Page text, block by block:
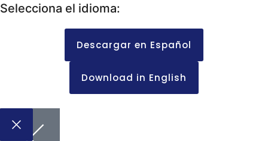
Selecciona el idioma:
Descargar en Español
Download in English